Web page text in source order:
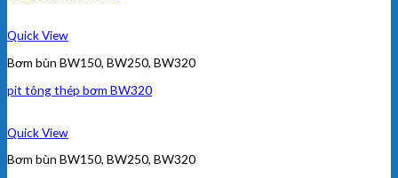
Quick View
Bơm bùn BW150, BW250, BW320
pit tông thép bơm BW320
Quick View
Bơm bùn BW150, BW250, BW320